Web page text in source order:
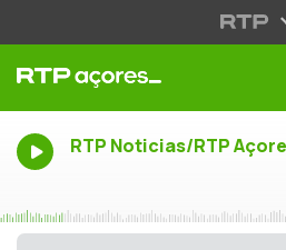
RTP Noticias/RTP